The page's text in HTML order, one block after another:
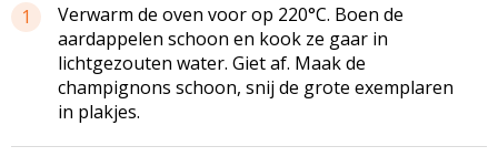
1
Verwarm de oven voor op 220°C. Boen de
aardappelen schoon en kook ze gaar in
lichtgezouten water. Giet af. Maak de
champignons schoon, snij de grote exemplaren
in plakjes.